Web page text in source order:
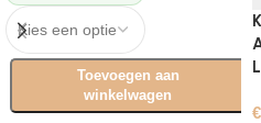
Toevoegen aan
winkelwagen
€